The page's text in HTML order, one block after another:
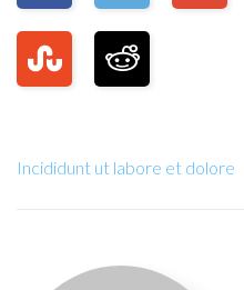
Incididunt ut labore et dolore